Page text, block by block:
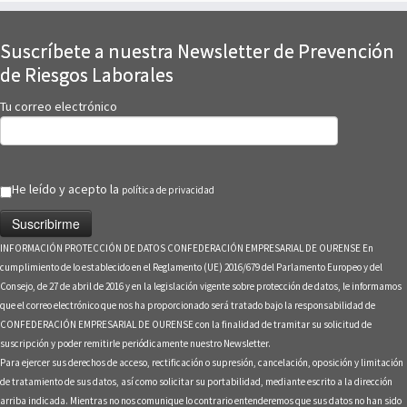
Suscríbete a nuestra Newsletter de Prevención
de Riesgos Laborales
Tu correo electrónico
He leído y acepto la política de privacidad
INFORMACIÓN PROTECCIÓN DE DATOS CONFEDERACIÓN EMPRESARIAL DE OURENSE En
cumplimiento de lo establecido en el Reglamento (UE) 2016/679 del Parlamento Europeo y del
Consejo, de 27 de abril de 2016 y en la legislación vigente sobre protección de datos, le informamos
que el correo electrónico que nos ha proporcionado será tratado bajo la responsabilidad de
CONFEDERACIÓN EMPRESARIAL DE OURENSE con la finalidad de tramitar su solicitud de
suscripción y poder remitirle periódicamente nuestro Newsletter.
Para ejercer sus derechos de acceso, rectificación o supresión, cancelación, oposición y limitación
de tratamiento de sus datos, así como solicitar su portabilidad, mediante escrito a la dirección
arriba indicada. Mientras no nos comunique lo contrario entenderemos que sus datos no han sido